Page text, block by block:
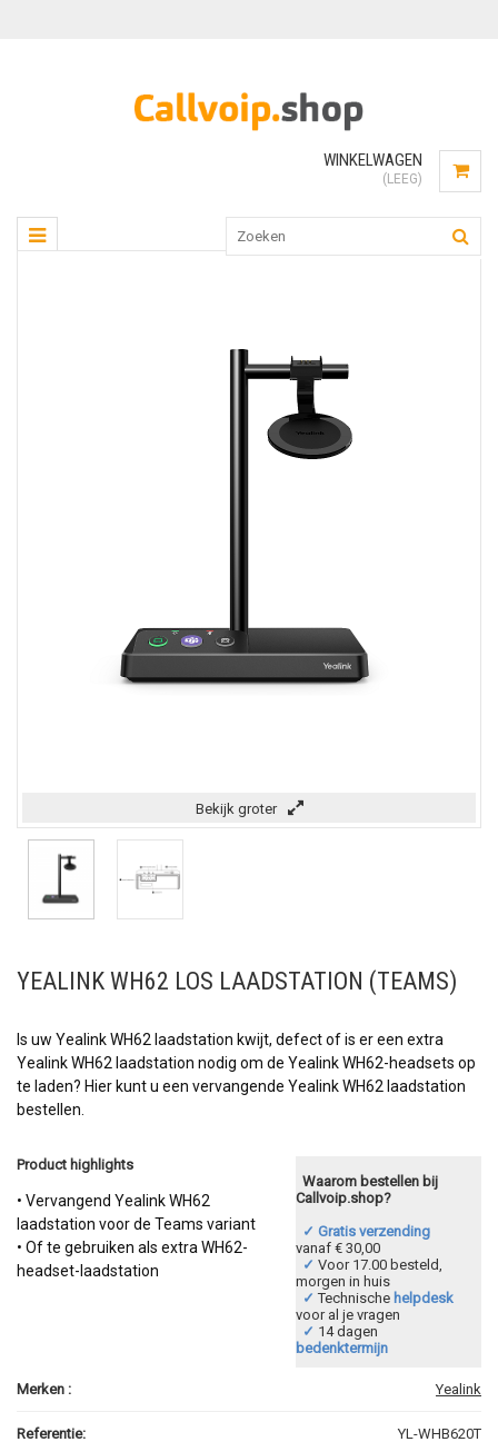
WINKELWAGEN
(LEEG)
Bekijk groter
YEALINK WH62 LOS LAADSTATION (TEAMS)
Is uw Yealink WH62 laadstation kwijt, defect of is er een extra
Yealink WH62 laadstation nodig om de Yealink WH62-headsets op
te laden? Hier kunt u een vervangende Yealink WH62 laadstation
bestellen.
Product highlights
• Vervangend Yealink WH62
laadstation voor de Teams variant
• Of te gebruiken als extra WH62-
headset-laadstation
Waarom bestellen bij
Callvoip.shop?
✓ Gratis verzending
vanaf € 30,00
✓ Voor 17.00 besteld,
morgen in huis
✓ Technische helpdesk
voor al je vragen
✓ 14 dagen
bedenktermijn
Merken : Yealink
Referentie: YL-WHB620T